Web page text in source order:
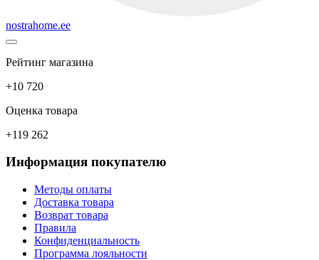
nostrahome.ee
Рейтинг магазина
+10 720
Оценка товара
+119 262
Информация покупателю
Методы оплаты
Доставка товара
Возврат товара
Правила
Конфиденциальность
Программа лояльности